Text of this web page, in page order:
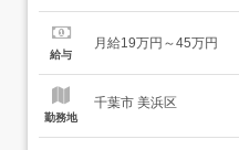
間の定めなし転勤、業
験者、明るくやる気の
給与
月給19万円～45万円
勤務地
千葉市 美浜区